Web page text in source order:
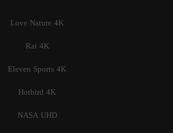
Love Nature 4K
Rai 4K
Eleven Sports 4K
Hotbird 4K
NASA UHD